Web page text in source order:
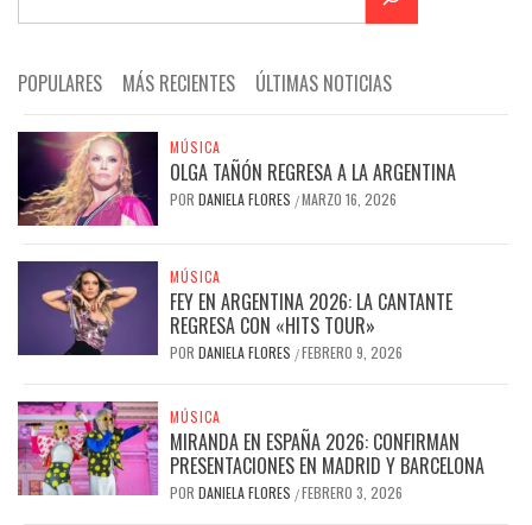
POPULARES MÁS RECIENTES ÚLTIMAS NOTICIAS
MÚSICA
OLGA TAÑÓN REGRESA A LA ARGENTINA
POR DANIELA FLORES /MARZO 16, 2026
MÚSICA
FEY EN ARGENTINA 2026: LA CANTANTE
REGRESA CON «HITS TOUR»
POR DANIELA FLORES /FEBRERO 9, 2026
MÚSICA
MIRANDA EN ESPAÑA 2026: CONFIRMAN
PRESENTACIONES EN MADRID Y BARCELONA
POR DANIELA FLORES /FEBRERO 3, 2026